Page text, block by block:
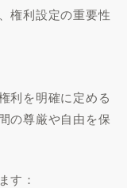
権利設定の重要性
利を明確に定める
の尊厳や自由を保
す：